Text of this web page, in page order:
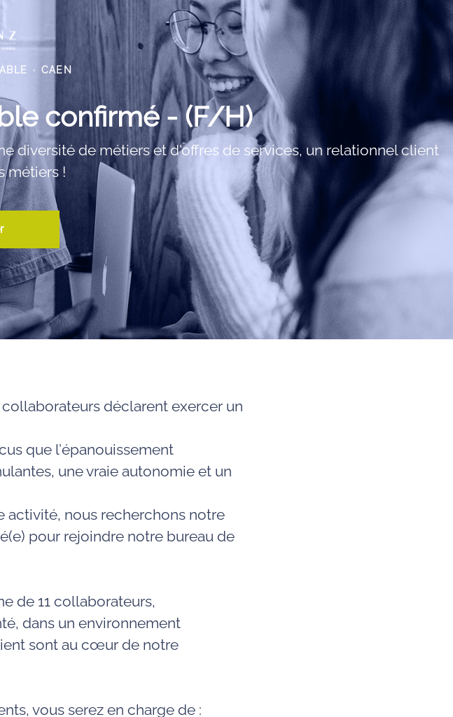
· CAEN
confirmé - (F/H)
diversité de métiers et d'offres de services, un relationnel client
métiers !
déclarent exercer un
que l’épanouissement
une vraie autonomie et un
activité, nous recherchons notre
pour rejoindre notre bureau de
de 11 collaborateurs,
dans un environnement
sont au cœur de notre
vous serez en charge de :